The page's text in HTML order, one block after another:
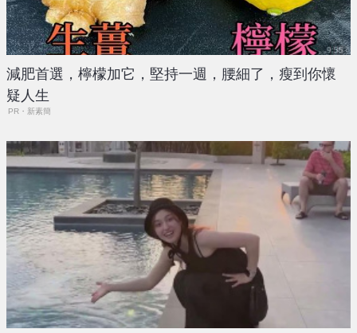
減肥首選，檸檬加它，堅持一週，腰細了，瘦到你懷
疑人生
PR・新素簡